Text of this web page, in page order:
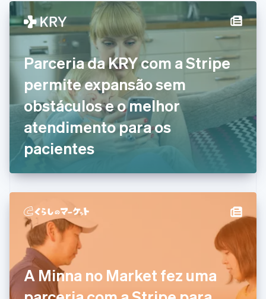
Parceria da KRY com a Stripe
permite expansão sem
obstáculos e o melhor
atendimento para os
pacientes
A Minna no Market fez uma
English
China continental
简体中文English
Chipre
English
Croácia
Italiano
Dinamarca
English
Emirados Árabes Unidos
English
Eslováquia
English
EnglishItaliano
Espanha
Estados Unidos
English Español 简体中文
Estônia
English
Finlândia
EnglishSvenska
França
Français English